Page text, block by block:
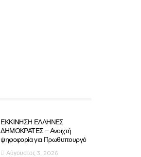
ΕΚΚΙΝΗΣΗ ΕΛΛΗΝΕΣ
ΔΗΜΟΚΡΑΤΕΣ – Ανοιχτή
ψηφοφορία για Πρωθυπουργό
Αύγουστος 3, 2026